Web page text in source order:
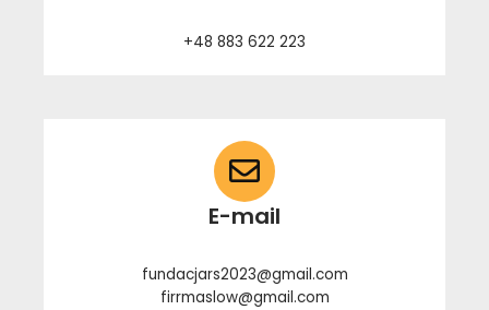
+48 883 622 223
E-mail
fundacjars2023@gmail.com
firrmaslow@gmail.com